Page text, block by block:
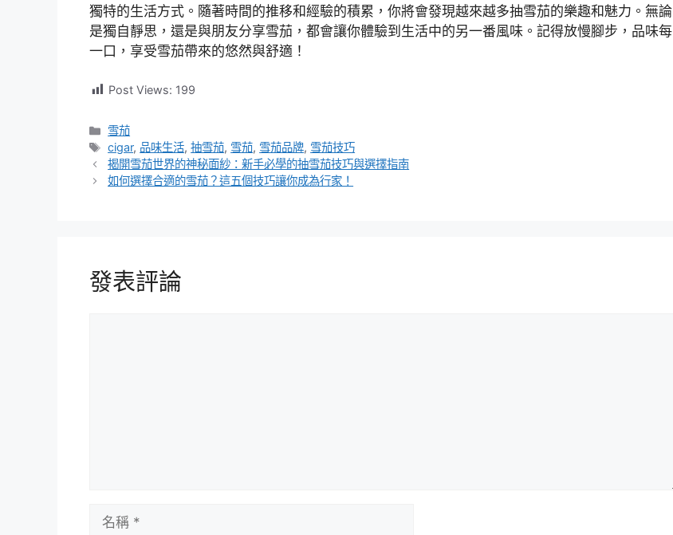
獨特的生活方式。隨著時間的推移和經驗的積累，你將會發現越來越多抽雪茄的樂趣和魅力。無論
是獨自靜思，還是與朋友分享雪茄，都會讓你體驗到生活中的另一番風味。記得放慢腳步，品味每
一口，享受雪茄帶來的悠然與舒適！
Post Views: 199
分
類
雪茄
標
籤
cigar, 品味生活,抽雪茄, 雪茄, 雪茄品牌, 雪茄技巧
揭開雪茄世界的神秘面紗：新手必學的抽雪茄技巧與選擇指南
如何選擇合適的雪茄？這五個技巧讓你成為行家！
發表評論